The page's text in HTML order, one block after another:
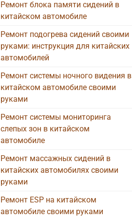
Ремонт блока памяти сидений в
китайском автомобиле
Ремонт подогрева сидений своими
руками: инструкция для китайских
автомобилей
Ремонт системы ночного видения в
китайском автомобиле своими
руками
Ремонт системы мониторинга
слепых зон в китайском
автомобиле
Ремонт массажных сидений в
китайских автомобилях своими
руками
Ремонт ESP на китайском
автомобиле своими руками